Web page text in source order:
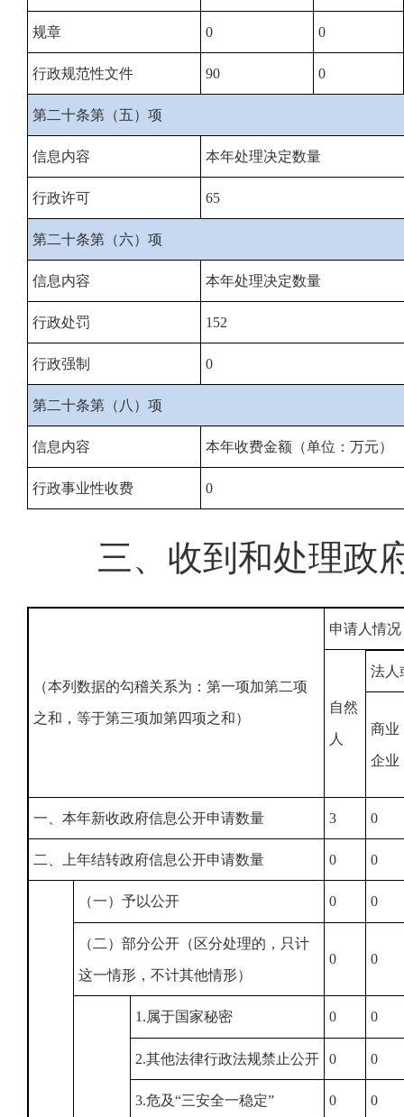
规章 0 0
行政规范性文件 90 0
第二十条第（五）项
信息内容 本年处理决定数量
行政许可 65
第二十条第（六）项
信息内容 本年处理决定数量
行政处罚 152
行政强制 0
第二十条第（八）项
信息内容 本年收费金额（单位：万元）
行政事业性收费 0
三、收到和处理政
（本列数据的勾稽关系为：第一项加第二项
之和，等于第三项加第四项之和）
申请人情况
自然
人
法人
商业
企业
一、本年新收政府信息公开申请数量 3 0
二、上年结转政府信息公开申请数量 0 0
（一）予以公开 0 0
（二）部分公开（区分处理的，只计
这一情形，不计其他情形）
0 0
1.属于国家秘密 0 0
2.其他法律行政法规禁止公开 0 0
3.危及“三安全一稳定” 0 0